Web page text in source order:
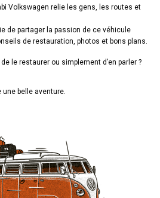
Volkswagen relie les gens, les routes et
de partager la passion de ce véhicule
de restauration, photos et bons plans.
le restaurer ou simplement d’en parler ?
belle aventure.